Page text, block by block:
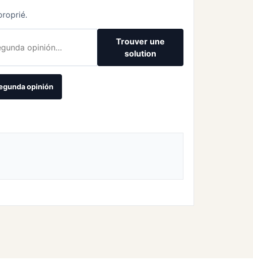
Trouver une
solution
opinión